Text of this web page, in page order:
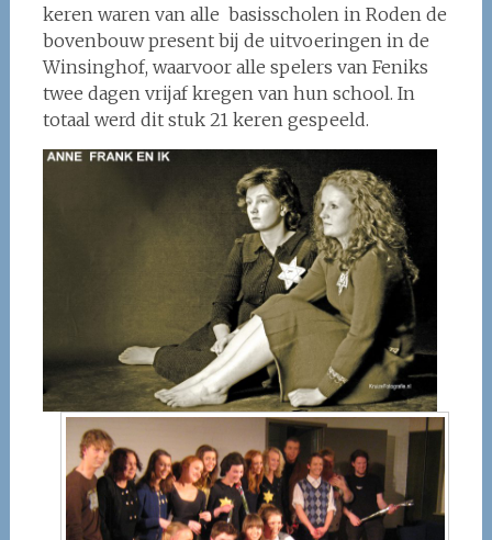
keren waren van alle basisscholen in Roden de
bovenbouw present bij de uitvoeringen in de
Winsinghof, waarvoor alle spelers van Feniks
twee dagen vrijaf kregen van hun school. In
totaal werd dit stuk 21 keren gespeeld.